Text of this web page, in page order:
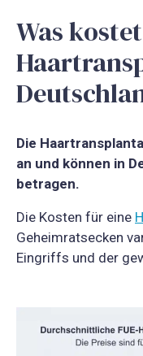
Was
Die
an und können in
betragen.
Die Kosten für eine
Geheimratsecken
Eingriffs und der